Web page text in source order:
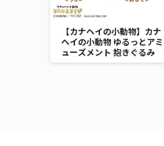
【カナヘイの小動物】カナ
ヘイの小動物 ゆるっとアミ
ューズメント 抱きぐるみ